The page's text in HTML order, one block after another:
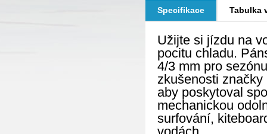
Specifikace Tabulka
Užijte si jízdu na
pocitu chladu.
4/3 mm pro
zkušenosti
aby poskytoval
mechanickou
surfování,